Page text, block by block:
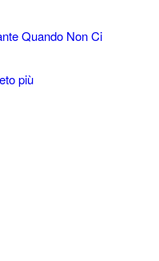
Quando Non Ci
più